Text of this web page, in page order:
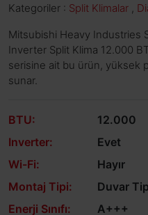
Kategoriler : Split Klimalar
Mitsubishi Heavy Industries
Inverter Split Klima 12.000
serisine ait bu ürün, yüksek
sunar.
BTU:
12.000
Inverter:
Evet
Wi-Fi:
Hayır
Montaj Tipi:
Duvar
Enerji Sınıfı:
A+++